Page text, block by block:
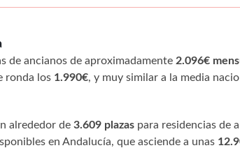
de ancianos de aproximadamente 2.096€
ronda los 1.990€, y muy similar a la media
alrededor de 3.609 plazas para residencias de
en Andalucía, que asciende a unas